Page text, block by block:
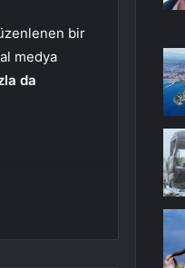
bir
medya
da